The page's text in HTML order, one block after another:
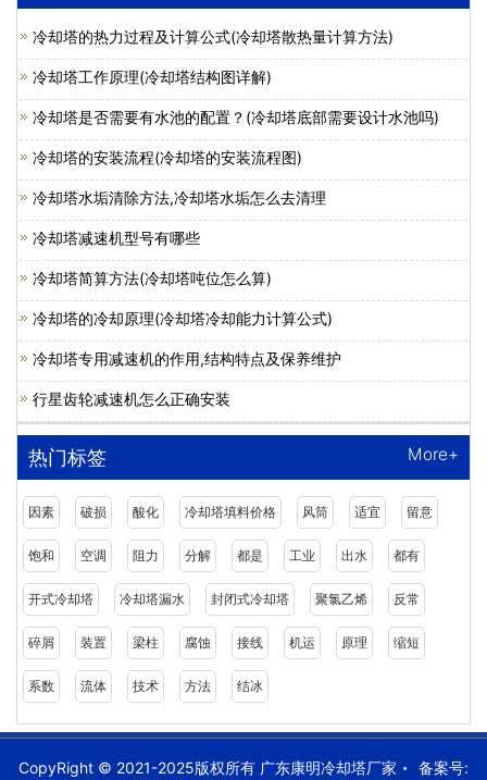
冷却塔的热力过程及计算公式(冷却塔散热量计算方法)
冷却塔工作原理(冷却塔结构图详解)
冷却塔是否需要有水池的配置？(冷却塔底部需要设计水池吗)
冷却塔的安装流程(冷却塔的安装流程图)
冷却塔水垢清除方法,冷却塔水垢怎么去清理
冷却塔减速机型号有哪些
冷却塔简算方法(冷却塔吨位怎么算)
冷却塔的冷却原理(冷却塔冷却能力计算公式)
冷却塔专用减速机的作用,结构特点及保养维护
行星齿轮减速机怎么正确安装
热门标签 More+
因素 破损 酸化 冷却塔填料价格 风筒 适宜 留意
饱和 空调 阻力 分解 都是 工业 出水 都有
开式冷却塔 冷却塔漏水 封闭式冷却塔 聚氯乙烯 反常
碎屑 装置 梁柱 腐蚀 接线 机运 原理 缩短
系数 流体 技术 方法 结冰
CopyRight © 2021-2025版权所有 广东康明冷却塔厂家 备案号: